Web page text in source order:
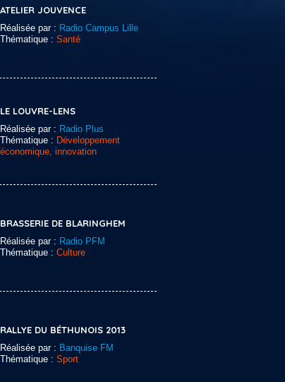
ATELIER JOUVENCE
Réalisée par : Radio Campus Lille
Thématique : Santé
LE LOUVRE-LENS
Réalisée par : Radio Plus
Thématique : Développement
économique, innovation
BRASSERIE DE BLARINGHEM
Réalisée par : Radio PFM
Thématique : Culture
RALLYE DU BÉTHUNOIS 2013
Réalisée par : Banquise FM
Thématique : Sport